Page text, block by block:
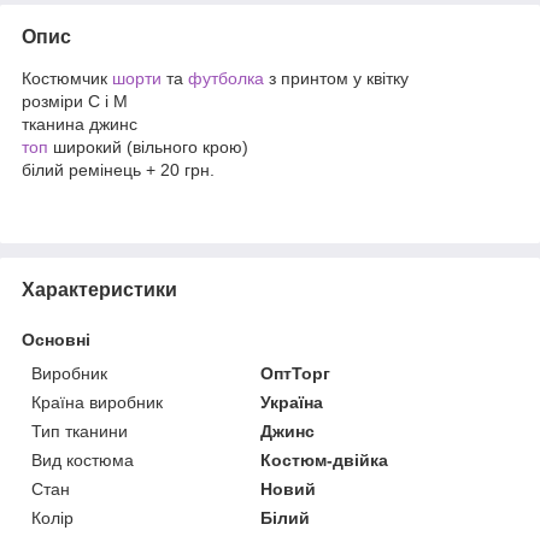
Опис
Костюмчик шорти та футболка з принтом у квітку
розміри С і М
тканина джинс
топ широкий (вільного крою)
білий ремінець + 20 грн.
Характеристики
Основні
Виробник
ОптТорг
Країна виробник
Україна
Тип тканини
Джинс
Вид костюма
Костюм-двійка
Стан
Новий
Колір
Білий